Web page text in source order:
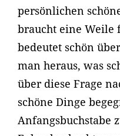
persönlichen
braucht eine Weile
bedeutet schön
man heraus, was
über diese Frage
schöne Dinge
Anfangsbuchstabe